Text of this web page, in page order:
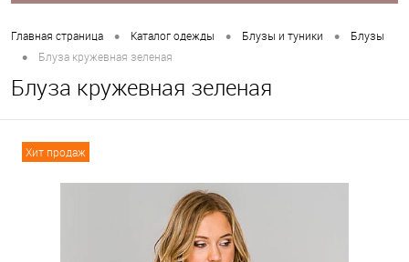
Главная страница • Каталог одежды • Блузы и туники • Блузы
• Блуза кружевная зеленая
Блуза кружевная зеленая
Хит продаж